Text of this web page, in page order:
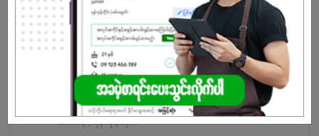
အင်းစိန် | ရန်ကုန်တိုင်း
Admin Staff
DigiEye Digital Marketing Agency
အင်းစိန် | ရန်ကုန်တိုင်း
Admin Assistant
Great Myanmar Talent Company
အင်းစိန် | ရန်ကုန်တိုင်း